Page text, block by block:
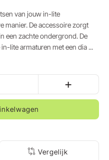
van jouw in-lite
manier. De accessoire zorgt
een zachte ondergrond. De
grondpen is geschikt verschillende in-lite armaturen met een dia ...
+
Vergelijk